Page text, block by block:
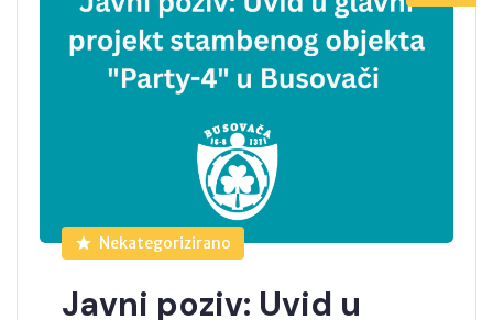
Nekategorizirano
Javni poziv: Uvid u